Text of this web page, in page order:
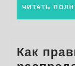
ЧИТАТЬ
Как